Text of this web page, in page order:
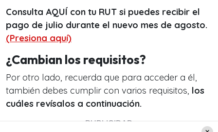
Consulta AQUÍ con tu RUT si puedes recibir el
pago de julio durante el nuevo mes de agosto.
(Presiona aquí)
¿Cambian los requisitos?
Por otro lado, recuerda que para acceder a él,
también debes cumplir con varios requisitos, los
cuáles revísalos a continuación.